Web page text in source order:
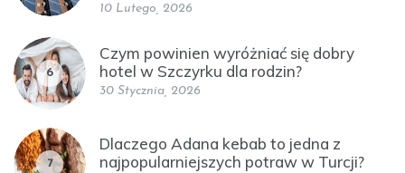
10 Lutego, 2026
6
Czym powinien wyróżniać się dobry
hotel w Szczyrku dla rodzin?
30 Stycznia, 2026
7
Dlaczego Adana kebab to jedna z
najpopularniejszych potraw w Turcji?